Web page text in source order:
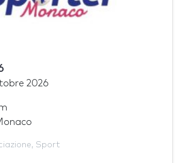
2026
, Sport